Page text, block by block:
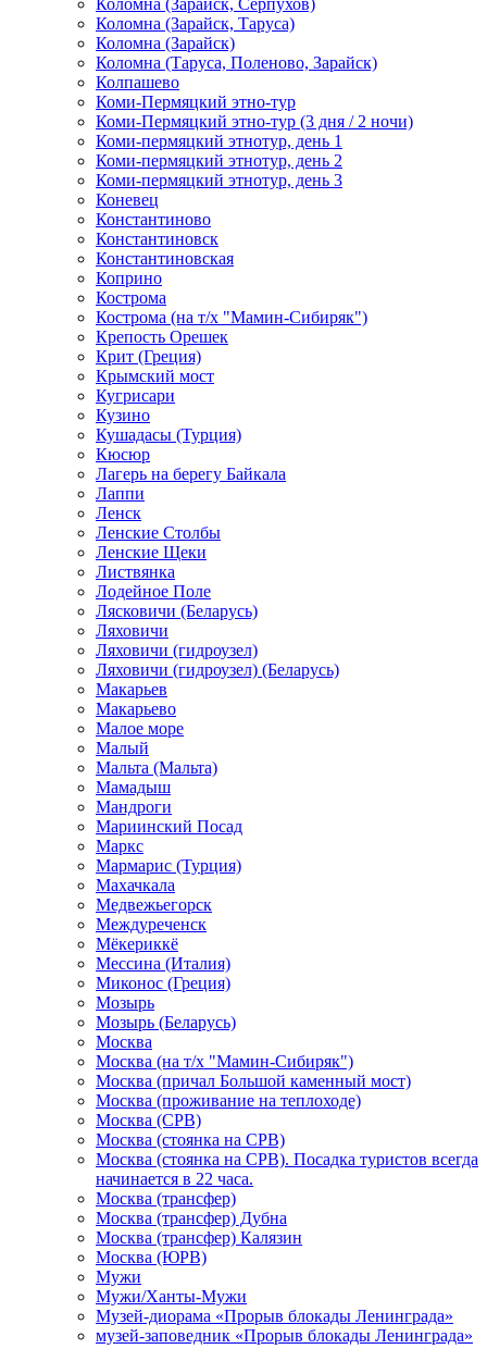
Коломна (Зарайск, Серпухов)
Коломна (Зарайск, Таруса)
Коломна (Зарайск)
Коломна (Таруса, Поленово, Зарайск)
Колпашево
Коми-Пермяцкий этно-тур
Коми-Пермяцкий этно-тур (3 дня / 2 ночи)
Коми-пермяцкий этнотур, день 1
Коми-пермяцкий этнотур, день 2
Коми-пермяцкий этнотур, день 3
Коневец
Константиново
Константиновск
Константиновская
Коприно
Кострома
Кострома (на т/х "Мамин-Сибиряк")
Крепость Орешек
Крит (Греция)
Крымский мост
Кугрисари
Кузино
Кушадасы (Турция)
Кюсюр
Лагерь на берегу Байкала
Лаппи
Ленск
Ленские Столбы
Ленские Щеки
Листвянка
Лодейное Поле
Лясковичи (Беларусь)
Ляховичи
Ляховичи (гидроузел)
Ляховичи (гидроузел) (Беларусь)
Макарьев
Макарьево
Малое море
Малый
Мальта (Мальта)
Мамадыш
Мандроги
Мариинский Посад
Маркс
Мармарис (Турция)
Махачкала
Медвежьегорск
Междуреченск
Мёкериккё
Мессина (Италия)
Миконос (Греция)
Мозырь
Мозырь (Беларусь)
Москва
Москва (на т/х "Мамин-Сибиряк")
Москва (причал Большой каменный мост)
Москва (проживание на теплоходе)
Москва (СРВ)
Москва (стоянка на СРВ)
Москва (стоянка на СРВ). Посадка туристов всегда
начинается в 22 часа.
Москва (трансфер)
Москва (трансфер) Дубна
Москва (трансфер) Калязин
Москва (ЮРВ)
Мужи
Мужи/Ханты-Мужи
Музей-диорама «Прорыв блокады Ленинграда»
музей-заповедник «Прорыв блокады Ленинграда»